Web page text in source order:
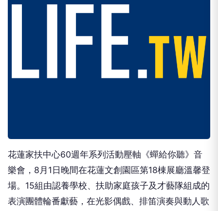
花蓮家扶中心60週年系列活動壓軸《蟬給你聽》音
樂會，8月1日晚間在花蓮文創園區第18棟展廳溫馨登
場。15組由認養學校、扶助家庭孩子及才藝隊組成的
表演團體輪番獻藝，在光影偶戲、排笛演奏與動人歌